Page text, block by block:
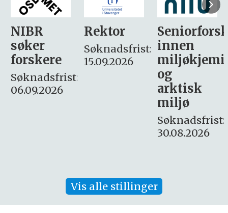
Rektor
Søknadsfrist:
15.09.2026
Seniorforsker
innen
miljøkjemi
søker
– fast
Søknadsfrist:
16. august.
Vis alle stillinger